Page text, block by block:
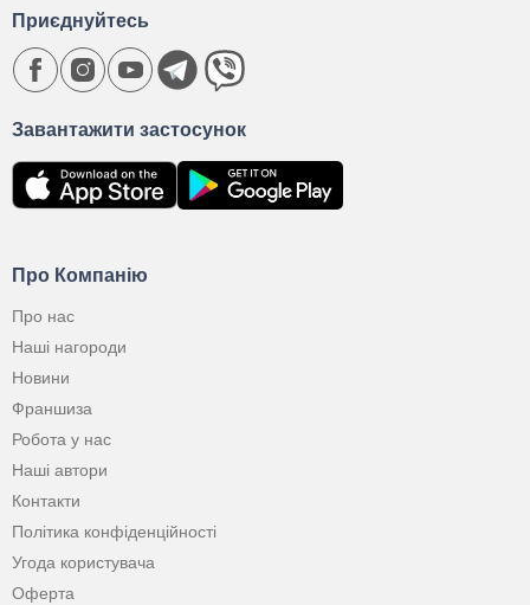
Про Компанію
Про нас
Наші нагороди
Новини
Франшиза
Робота у нас
Наші автори
Контакти
Політика конфіденційності
Угода користувача
Оферта
Завантажити застосунок
Приєднуйтесь